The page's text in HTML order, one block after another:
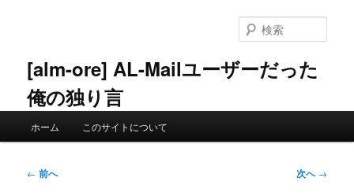
ン
へ
[alm-ore] AL-Mailユーザーだった
俺の独り言
索
ホーム このサイトについて
投
← 前へ 次へ→